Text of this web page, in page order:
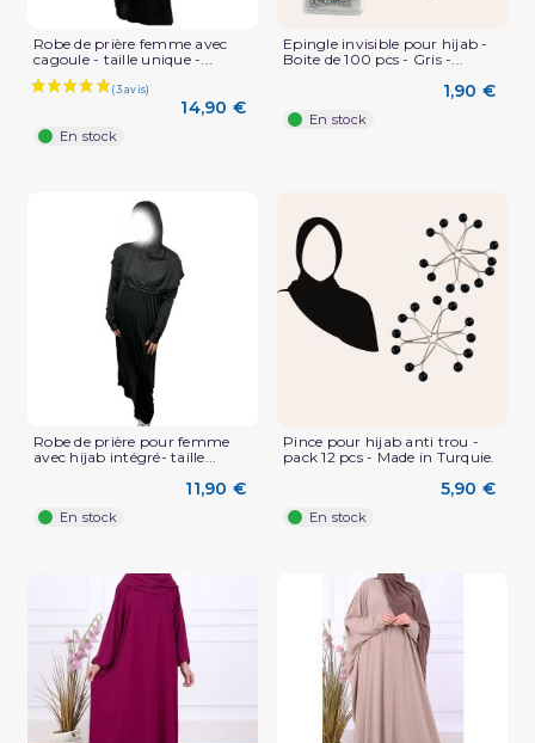
Robe de prière femme avec
cagoule - taille unique -...
14,90 €
En stock
Epingle invisible pour hijab -
Boite de 100 pcs - Gris -...
1,90 €
En stock
Robe de prière pour femme
avec hijab intégré- taille...
11,90 €
En stock
Pince pour hijab anti trou -
pack 12 pcs - Made in Turquie.
5,90 €
En stock